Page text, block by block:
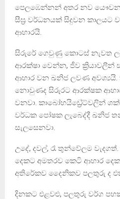
පෙලඹෙන්නන් අතර නව
සීඝ්‍ර වර්ධනයක් සිදුවන කාලයට
ආහාරයි.
සිරුරේ ගෙවුණු කොටස් නැවත
ආරක්ෂා වෙන්න, ජීව
ආහාර වන ඛනිජ ලවණ
නොවුණද සිරුරට ආරක්ෂක
වනවා. කාබෝහයිඩ්‍රේට්වලින්
වර්ධක පෝෂක ලැබෙද්දී ඛනිජ
සැලසෙනවා.
උදේ, දවල්, රෑ තුන්වේලම
දෙකට අමතරව කෙටි ආහාර
අතිරේකව දෛනිකව පලතුරු ද
දිනකට එළවළු, පලතුරු වර්ග